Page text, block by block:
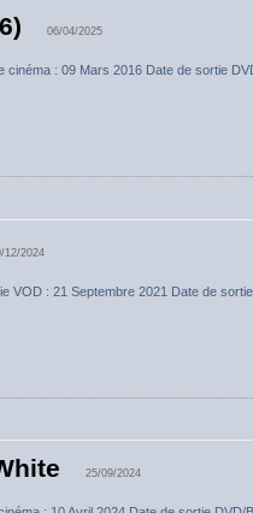
06/04/2025
cinéma : 09 Mars 2016 Date de sortie
12/2024
VOD : 21 Septembre 2021 Date de
25/09/2024